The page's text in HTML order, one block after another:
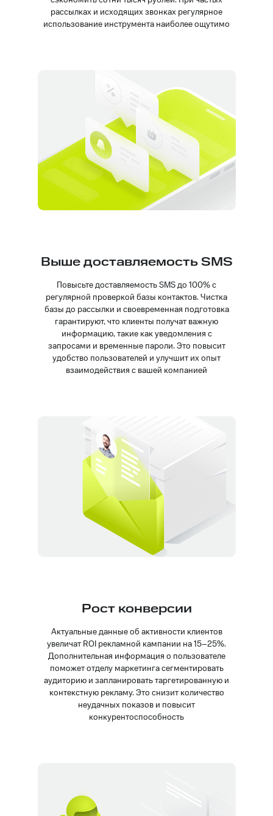
рассылках и исходящих звонках регулярное
использование инструмента наиболее ощутимо
Выше доставляемость SMS
Повысьте доставляемость SMS до 100% с
регулярной проверкой базы контактов. Чистка
базы до рассылки и своевременная подготовка
гарантируют, что клиенты получат важную
информацию, такие как уведомления с
запросами и временные пароли. Это повысит
удобство пользователей и улучшит их опыт
взаимодействия с вашей компанией
Рост конверсии
Актуальные данные об активности клиентов
увеличат ROI рекламной кампании на 15–25%.
Дополнительная информация о пользователе
поможет отделу маркетинга сегментировать
аудиторию и запланировать таргетированную и
контекстную рекламу. Это снизит количество
неудачных показов и повысит
конкурентоспособность